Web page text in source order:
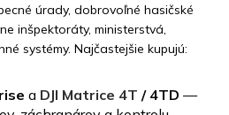
úrady, dobrovoľné hasičské
inšpektoráty, ministerstvá,
systémy. Najčastejšie kupujú:
a DJI Matrice 4T / 4TD —